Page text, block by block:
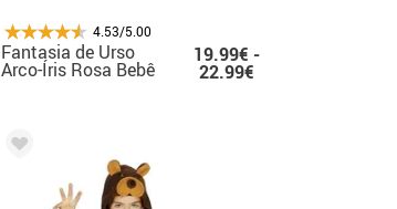
4.53/5.00
Fantasia de Urso
Arco-Íris Rosa Bebê
19.99€ -
22.99€